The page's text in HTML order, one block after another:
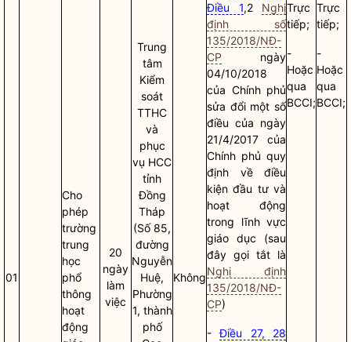
01
Cho
phép
trường
trung
học
phổ
thông
hoạt
động
20
ngày
làm
việc
Trung
tâm
Kiểm
soát
TTHC
và
phục
vụ HCC
tỉnh
Đồng
Tháp
(Số 85,
đường
Nguyễn
Huệ,
Phường
1, thành
phố
Không
Điều 1,2 Nghị
định số
135/2018/NĐ-
CP ngày
04/10/2018
của Chính phủ
sửa đổi một số
điều của ngày
21/4/2017 của
Chính phủ quy
định về điều
kiện đầu tư và
hoạt động
trong lĩnh vực
giáo dục (sau
đây gọi tắt là
Nghị định
135/2018/NĐ-
CP)
-Điều 27, 28
Trực
tiếp;
-
Hoặc
qua
BCCI;
Trực
tiếp;
-
Hoặc
qua
BCCI;